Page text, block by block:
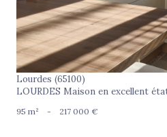
Lourdes (65100)
LOURDES Maison en excellent
95 m² - 217 000 €